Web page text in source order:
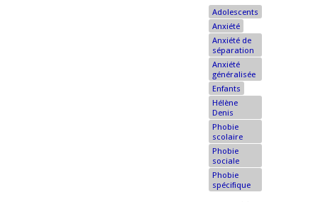
Adolescents
Anxiété
Anxiété de
séparation
Anxiété
généralisée
Enfants
Hélène
Denis
Phobie
scolaire
Phobie
sociale
Phobie
spécifique